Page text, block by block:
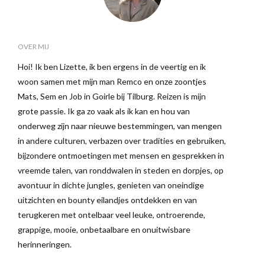
OVER MIJ
Hoi! Ik ben Lizette, ik ben ergens in de veertig en ik
woon samen met mijn man Remco en onze zoontjes
Mats, Sem en Job in Goirle bij Tilburg. Reizen is mijn
grote passie. Ik ga zo vaak als ik kan en hou van
onderweg zijn naar nieuwe bestemmingen, van mengen
in andere culturen, verbazen over tradities en gebruiken,
bijzondere ontmoetingen met mensen en gesprekken in
vreemde talen, van ronddwalen in steden en dorpjes, op
avontuur in dichte jungles, genieten van oneindige
uitzichten en bounty eilandjes ontdekken en van
terugkeren met ontelbaar veel leuke, ontroerende,
grappige, mooie, onbetaalbare en onuitwisbare
herinneringen.